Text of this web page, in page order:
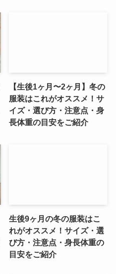
【生後1ヶ月〜2ヶ月】冬の
服装はこれがオススメ！サ
イズ・選び方・注意点・身
長体重の目安をご紹介
生後9ヶ月の冬の服装はこ
れがオススメ！サイズ・選
び方・注意点・身長体重の
目安をご紹介